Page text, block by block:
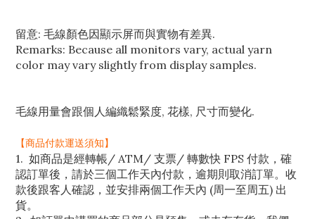
留意: 毛線顏色因顯示屏而與實物有差異.
Remarks: Because all monitors vary, actual yarn
color may vary slightly from display samples.
毛線用量會跟個人編織鬆緊度, 花樣, 尺寸而變化.
【商品付款運送須知】
1. 如商品是經轉帳/ ATM/ 支票/ 轉數快 FPS 付款，確
認訂單後，請於三個工作天內付款，逾期則取消訂單。收
款後跟客人確認，並安排兩個工作天內 (周一至周五) 出
貨。